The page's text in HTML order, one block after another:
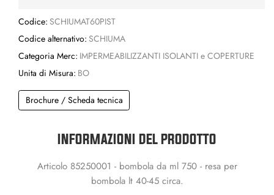
Codice: SCHIUMAT60PIST
Codice alternativo: SCHIUMA
Categoria Merc: IMPERMEABILIZZANTI ISOLANTI e COPERTURE
Unita di Misura: BO
Brochure / Scheda tecnica
INFORMAZIONI DEL PRODOTTO
Articolo 85250001 - bombola da ml 750 - resa per
bombola lt 40-45 circa.